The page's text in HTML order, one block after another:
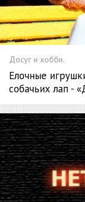
Досуг и хобби.
Елочные
собачьих лап -